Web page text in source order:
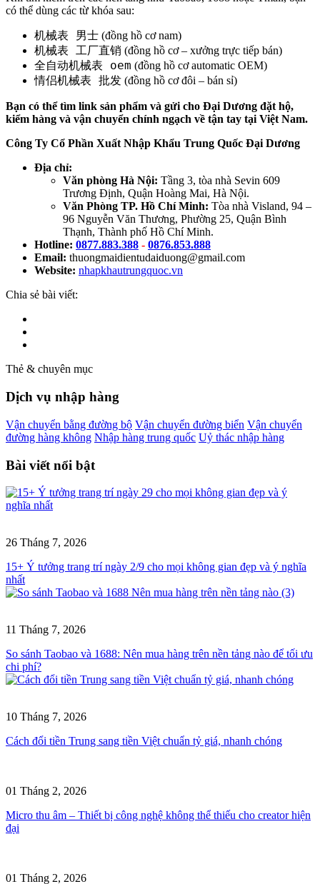
có thể dùng các từ khóa sau:
机械表 男士 (đồng hồ cơ nam)
机械表 工厂直销 (đồng hồ cơ – xưởng trực tiếp bán)
全自动机械表 oem (đồng hồ cơ automatic OEM)
情侣机械表 批发 (đồng hồ cơ đôi – bán sỉ)
Bạn có thể tìm link sản phẩm và gửi cho Đại Dương đặt hộ,
kiểm hàng và vận chuyển chính ngạch về tận tay tại Việt Nam.
Công Ty Cổ Phần Xuất Nhập Khẩu Trung Quốc Đại Dương
Địa chỉ:
Văn phòng Hà Nội: Tầng 3, tòa nhà Sevin 609
Trương Định, Quận Hoàng Mai, Hà Nội.
Văn Phòng TP. Hồ Chí Minh: Tòa nhà Visland, 94 –
96 Nguyễn Văn Thương, Phường 25, Quận Bình
Thạnh, Thành phố Hồ Chí Minh.
Hotline: 0877.883.388 - 0876.853.888
Email: thuongmaidientudaiduong@gmail.com
Website: nhapkhautrungquoc.vn
Chia sẻ bài viết:
Thẻ & chuyên mục
Dịch vụ nhập hàng
Vận chuyển bằng đường bộ Vận chuyển đường biển Vận chuyển
đường hàng không Nhập hàng trung quốc Uỷ thác nhập hàng
Bài viết nổi bật
26 Tháng 7, 2026
15+ Ý tưởng trang trí ngày 2/9 cho mọi không gian đẹp và ý nghĩa
nhất
11 Tháng 7, 2026
So sánh Taobao và 1688: Nên mua hàng trên nền tảng nào để tối ưu
chi phí?
10 Tháng 7, 2026
Cách đổi tiền Trung sang tiền Việt chuẩn tỷ giá, nhanh chóng
01 Tháng 2, 2026
Micro thu âm – Thiết bị công nghệ không thể thiếu cho creator hiện
đại
01 Tháng 2, 2026